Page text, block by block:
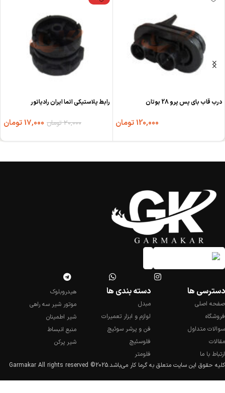
درب قاب بای پس پرو 28 بوتان
120,000تومان
رابط پلاستيكی اتما ایران رادیاتور
20,000تومان 17,000تومان
دسترسی ها
صفحه اصلی
فروشگاه
سوالات متداول
مقالات
ارتباط با ما
دسته بندی ها
مبدل
لوازم و ابزار تعمیرات
فن و پرشر سوئیچ
فلوسئیچ
فلومتر
هیدروبلوک
موتور شیر سه راهی
شیر اطمینان
منبع انبساط
شیر پرکن
کلیه حقوق این سایت متعلق به گرما کار می‌باشد.2025© Garmakar All rights reserved